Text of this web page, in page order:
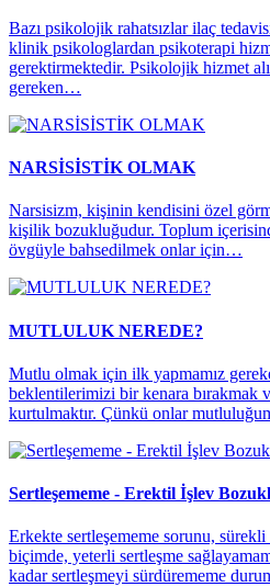
Bazı psikolojik rahatsızlar ilaç
klinik psikologlardan psikoterapi
gerektirmektedir. Psikolojik hizmet
gereken…
NARSİSİSTİK OLMAK
Narsisizm, kişinin kendisini özel
kişilik bozukluğudur. Toplum
övgüyle bahsedilmek onlar için…
MUTLULUK NEREDE?
Mutlu olmak için ilk yapmamız
beklentilerimizi bir kenara bırakmak
kurtulmaktır. Çünkü onlar
Sertleşememe - Erektil İşlev
Erkekte sertleşememe sorunu,
biçimde, yeterli sertleşme
kadar sertleşmeyi sürdürememe